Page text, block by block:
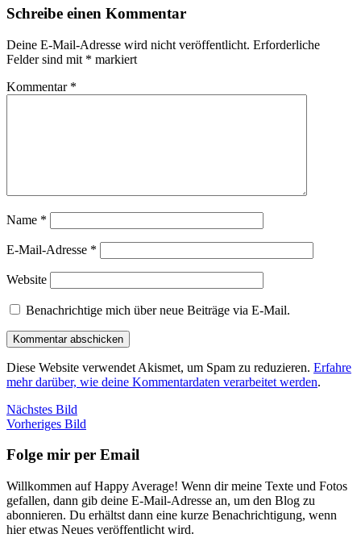
Schreibe einen Kommentar
Deine E-Mail-Adresse wird nicht veröffentlicht. Erforderliche
Felder sind mit * markiert
Kommentar *
Name *
E-Mail-Adresse *
Website
Benachrichtige mich über neue Beiträge via E-Mail.
Diese Website verwendet Akismet, um Spam zu reduzieren. Erfahre
mehr darüber, wie deine Kommentardaten verarbeitet werden.
Nächstes Bild
Vorheriges Bild
Folge mir per Email
Willkommen auf Happy Average! Wenn dir meine Texte und Fotos
gefallen, dann gib deine E-Mail-Adresse an, um den Blog zu
abonnieren. Du erhältst dann eine kurze Benachrichtigung, wenn
hier etwas Neues veröffentlicht wird.